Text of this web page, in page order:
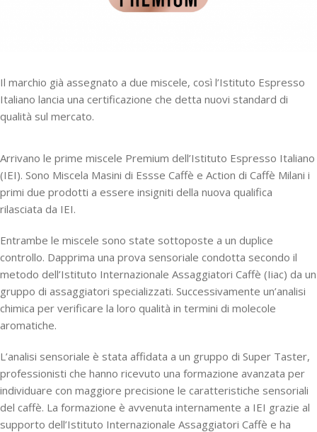
Il marchio già assegnato a due miscele, così l’Istituto Espresso
Italiano lancia una certificazione che detta nuovi standard di
qualità sul mercato.
Arrivano le prime miscele Premium dell’Istituto Espresso Italiano
(IEI). Sono Miscela Masini di Essse Caffè e Action di Caffè Milani i
primi due prodotti a essere insigniti della nuova qualifica
rilasciata da IEI.
Entrambe le miscele sono state sottoposte a un duplice
controllo. Dapprima una prova sensoriale condotta secondo il
metodo dell’Istituto Internazionale Assaggiatori Caffè (Iiac) da un
gruppo di assaggiatori specializzati. Successivamente un’analisi
chimica per verificare la loro qualità in termini di molecole
aromatiche.
L’analisi sensoriale è stata affidata a un gruppo di Super Taster,
professionisti che hanno ricevuto una formazione avanzata per
individuare con maggiore precisione le caratteristiche sensoriali
del caffè. La formazione è avvenuta internamente a IEI grazie al
supporto dell’Istituto Internazionale Assaggiatori Caffè e ha